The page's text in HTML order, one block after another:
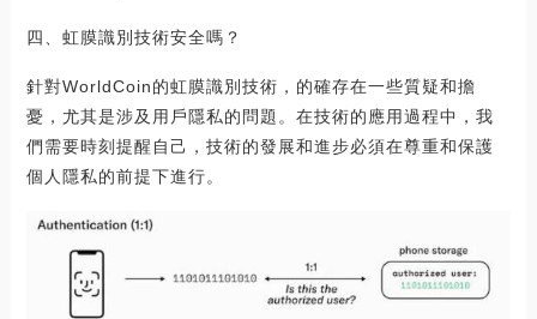
四、虹膜識別技術安全嗎？
針對WorldCoin的虹膜識別技術，的確存在一些質疑和擔
憂，尤其是涉及用戶隱私的問題。在技術的應用過程中，我
們需要時刻提醒自己，技術的發展和進步必須在尊重和保護
個人隱私的前提下進行。